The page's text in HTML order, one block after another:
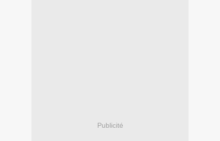
Publicité